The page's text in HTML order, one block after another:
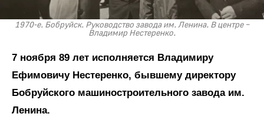
1970-е. Бобруйск. Руководство завода им. Ленина. В центре –
Владимир Нестеренко.
7 ноября 89 лет исполняется Владимиру
Ефимовичу Нестеренко, бывшему директору
Бобруйского машиностроительного завода им.
Ленина.